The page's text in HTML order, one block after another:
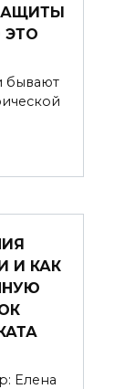
бывают
И КАК
Елена